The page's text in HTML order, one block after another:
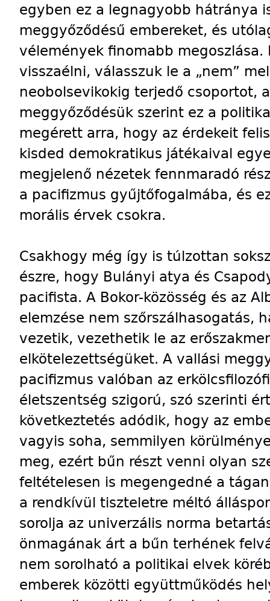
egyben ez a legnagyobb hátránya
meggyőződésű embereket, és
vélemények finomabb megoszlása.
visszaélni, válasszuk le a „nem”
neobolsevikokig terjedő csoportot,
meggyőződésük szerint ez a
megérett arra, hogy az érdekeit
kisded demokratikus játékaival
megjelenő nézetek fennmaradó
a pacifizmus gyűjtőfogalmába, és
morális érvek csokra.
Csakhogy még így is túlzottan
észre, hogy Bulányi atya és
pacifista. A Bokor-közösség és az
elemzése nem szőrszálhasogatás,
vezetik, vezethetik le az
elkötelezettségüket. A vallási
pacifizmus valóban az
életszentség szigorú, szó szerinti
következtetés adódik, hogy az
vagyis soha, semmilyen
meg, ezért bűn részt venni olyan
feltételesen is megengedné a
a rendkívül tiszteletre méltó
sorolja az univerzális norma
önmagának árt a bűn terhének
nem sorolható a politikai elvek
emberek közötti együttműködés